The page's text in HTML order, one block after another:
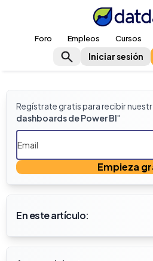
Foro Empleos Cursos
Iniciar sesión
Regístrate gratis para recibir
dashboards de Power BI"
Empieza
En este artículo: